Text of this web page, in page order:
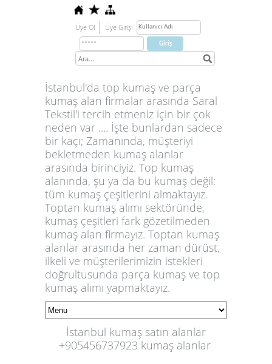
Üye Ol Üye Girişi
İstanbul'da top kumaş ve parça
kumaş alan firmalar arasında Saral
Tekstil'i tercih etmeniz için bir çok
neden var .... İşte bunlardan sadece
bir kaçı; Zamanında, müşteriyi
bekletmeden kumaş alanlar
arasında birinciyiz. Top kumaş
alanında, şu ya da bu kumaş değil;
tüm kumaş çeşitlerini almaktayız.
Toptan kumaş alımı sektöründe,
kumaş çeşitleri fark gözetilmeden
kumaş alan firmayız. Toptan kumaş
alanlar arasında her zaman dürüst,
ilkeli ve müşterilerimizin istekleri
doğrultusunda parça kumaş ve top
kumaş alımı yapmaktayız.
İstanbul kumaş satın alanlar
+905456737923 kumaş alanlar